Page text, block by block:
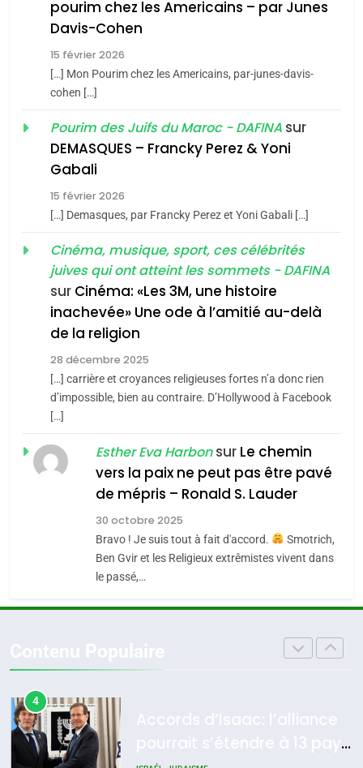
«Tu dis génocide, je dis
guerre»: La nouvelle
Tout sur la Nostalgie
SOUVENIRS
Accords d’Isaac:
l’alliance pourrait
s’étendre à 13 pays
d’Amérique latine
ISRAÉL JUDAISME
meurtrière selon le
rapport d’ADL contre
l’antisémitisme
FRANCE ISRAÉL
FIÈRE, DIGNE ET RÉSILIENTE :
POURQUOI JE REVENDIQUE
MA JUDAÏTE par Thérèse
Zrihen-Dvir
ISRAÉL JUDAISME
CE QUI NOUS MANQUE –
Jacques Hadida
Maroc : Les amandes de
pourim chez les Americains – par Junes
Davis-Cohen
15 février 2026
[…] Mon Pourim chez les Americains, par-junes-davis-
cohen […]
Pourim des Juifs du Maroc - DAFINA sur
DEMASQUES – Francky Perez & Yoni
Gabali
15 février 2026
[…] Demasques, par Francky Perez et Yoni Gabali […]
Cinéma, musique, sport, ces célébrités
juives qui ont atteint les sommets - DAFINA
sur Cinéma: «Les 3M, une histoire
inachevée» Une ode à l’amitié au-delà
de la religion
28 décembre 2025
[…] carrière et croyances religieuses fortes n’a donc rien
d’impossible, bien au contraire. D’Hollywood à Facebook
[…]
Esther Eva Harbonsur Le chemin
vers la paix ne peut pas être pavé
de mépris – Ronald S. Lauder
30 octobre 2025
Bravo ! Je suis tout à fait d'accord.
Smotrich,
Ben Gvir et les Religieux extrêmistes vivent dans
le passé,…
d’ADL contre
FIÈRE, DIGNE ET RÉSILIENTE :
MA JUDAÏTE par Thérèse
Zrihen-Dvir
ISRAÉL JUDAISME
Jacques Hadida
Maroc : Les amandes de
Tafraout, le miel de Tadla
Azilal consacrés produits
du terroir
DAFINA
Oeil ravageur – Vanessa De
CINEMA ISRAÉL
«Tu dis génocide, je dis
guerre»: La nouvelle
chanson de Boy George
ISRAÉL JUDAISME
4
pourrait s’étendre à 13 pays